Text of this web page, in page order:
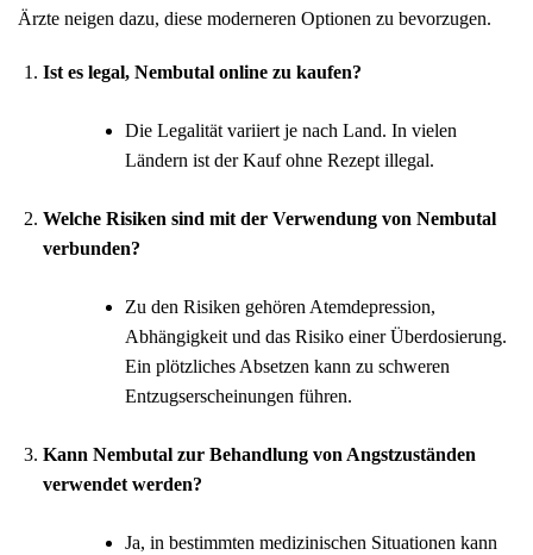
Ärzte neigen dazu, diese moderneren Optionen zu bevorzugen.
Ist es legal, Nembutal online zu kaufen?
Die Legalität variiert je nach Land. In vielen
Ländern ist der Kauf ohne Rezept illegal.
Welche Risiken sind mit der Verwendung von Nembutal
verbunden?
Zu den Risiken gehören Atemdepression,
Abhängigkeit und das Risiko einer Überdosierung.
Ein plötzliches Absetzen kann zu schweren
Entzugserscheinungen führen.
Kann Nembutal zur Behandlung von Angstzuständen
verwendet werden?
Ja, in bestimmten medizinischen Situationen kann